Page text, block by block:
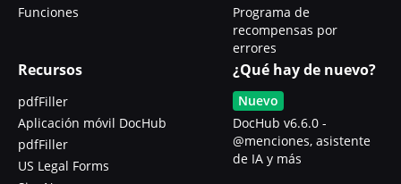
Funciones
Programa de
recompensas por
errores
Recursos
pdfFiller
Aplicación móvil DocHub
pdfFiller
US Legal Forms
¿Qué hay de nuevo?
Nuevo
DocHub v6.6.0 -
@menciones, asistente
de IA y más